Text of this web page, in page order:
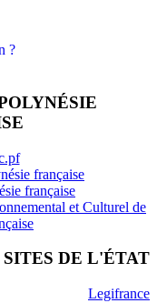
?
française
française
et Culturel de
SITES DE L'ÉTAT
Legifrance